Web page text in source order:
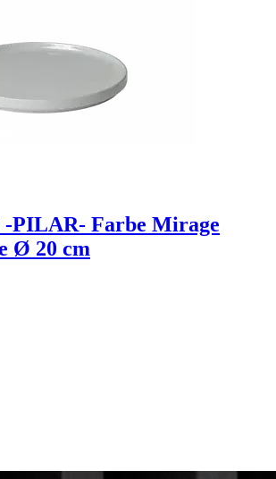
-PILAR- Farbe Mirage
Ø 20 cm